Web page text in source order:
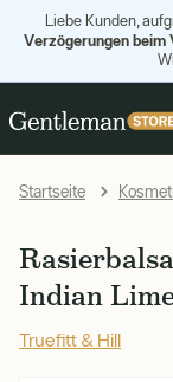
Liebe Kunden,
Verzögerungen beim
Startseite
Indian
Truefitt & Hill